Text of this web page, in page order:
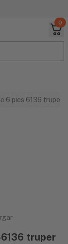
0
6 pies 6136 truper
truper